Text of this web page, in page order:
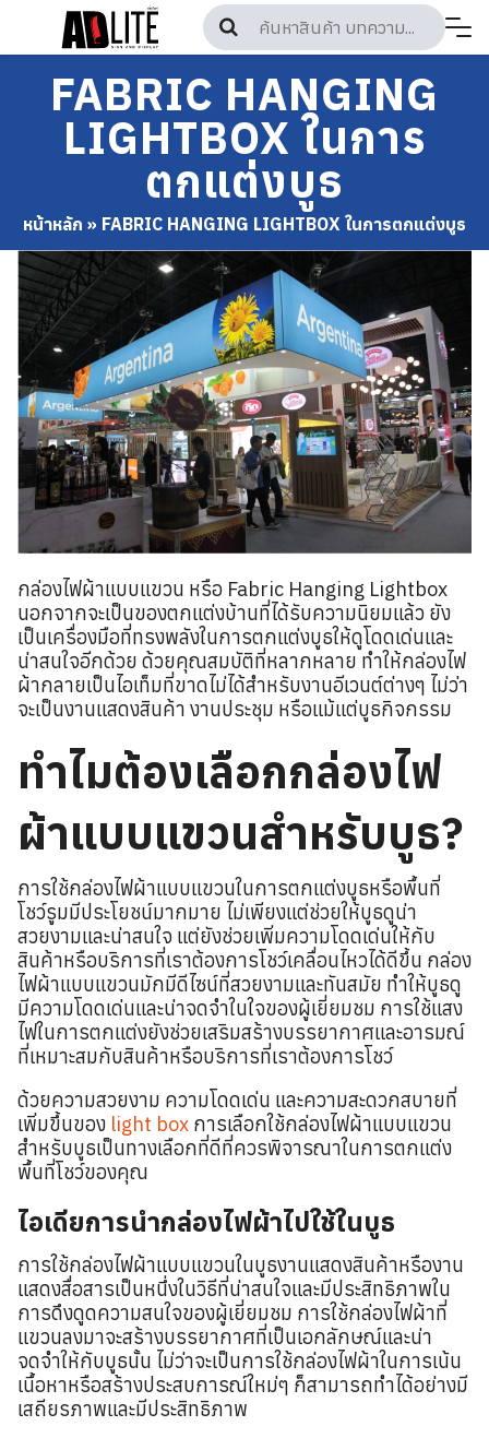
content
FABRIC HANGING
LIGHTBOX ในการ
ตกแต่งบูธ
หน้าหลัก » FABRIC HANGING LIGHTBOX ในการตกแต่งบูธ
กล่องไฟผ้าแบบแขวน หรือ Fabric Hanging Lightbox
นอกจากจะเป็นของตกแต่งบ้านที่ได้รับความนิยมแล้ว ยัง
เป็นเครื่องมือที่ทรงพลังในการตกแต่งบูธให้ดูโดดเด่นและ
น่าสนใจอีกด้วย ด้วยคุณสมบัติที่หลากหลาย ทำให้กล่องไฟ
ผ้ากลายเป็นไอเท็มที่ขาดไม่ได้สำหรับงานอีเวนต์ต่างๆ ไม่ว่า
จะเป็นงานแสดงสินค้า งานประชุม หรือแม้แต่บูธกิจกรรม
ทำไมต้องเลือกกล่องไฟ
ผ้าแบบแขวนสำหรับบูธ?
การใช้กล่องไฟผ้าแบบแขวนในการตกแต่งบูธหรือพื้นที่
โชว์รูมมีประโยชน์มากมาย ไม่เพียงแต่ช่วยให้บูธดูน่า
สวยงามและน่าสนใจ แต่ยังช่วยเพิ่มความโดดเด่นให้กับ
สินค้าหรือบริการที่เราต้องการโชว์เคลื่อนไหวได้ดีขึ้น กล่อง
ไฟผ้าแบบแขวนมักมีดีไซน์ที่สวยงามและทันสมัย ทำให้บูธดู
มีความโดดเด่นและน่าจดจำในใจของผู้เยี่ยมชม การใช้แสง
ไฟในการตกแต่งยังช่วยเสริมสร้างบรรยากาศและอารมณ์
ที่เหมาะสมกับสินค้าหรือบริการที่เราต้องการโชว์
ด้วยความสวยงาม ความโดดเด่น และความสะดวกสบายที่
เพิ่มขึ้นของ light box การเลือกใช้กล่องไฟผ้าแบบแขวน
สำหรับบูธเป็นทางเลือกที่ดีที่ควรพิจารณาในการตกแต่ง
พื้นที่โชว์ของคุณ
ไอเดียการนำกล่องไฟผ้าไปใช้ในบูธ
การใช้กล่องไฟผ้าแบบแขวนในบูธงานแสดงสินค้าหรืองาน
แสดงสื่อสารเป็นหนึ่งในวิธีที่น่าสนใจและมีประสิทธิภาพใน
การดึงดูดความสนใจของผู้เยี่ยมชม การใช้กล่องไฟผ้าที่
แขวนลงมาจะสร้างบรรยากาศที่เป็นเอกลักษณ์และน่า
จดจำให้กับบูธนั้น ไม่ว่าจะเป็นการใช้กล่องไฟผ้าในการเน้น
เนื้อหาหรือสร้างประสบการณ์ใหม่ๆ ก็สามารถทำได้อย่างมี
เสถียรภาพและมีประสิทธิภาพ